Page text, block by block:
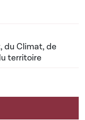
du Climat, de
territoire